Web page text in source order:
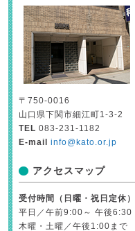
〒750-0016
山口県下関市細江町1-3-2
TEL 083-231-1182
E-mail
info@kato.or.jp
アクセスマップ
受付時間（日曜・祝日定休）
平日／午前9:00～ 午後6:30
木曜・土曜／午後1:00まで